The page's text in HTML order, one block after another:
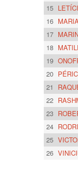
15
16
17
18
19
20
21
22
23
24
25
26